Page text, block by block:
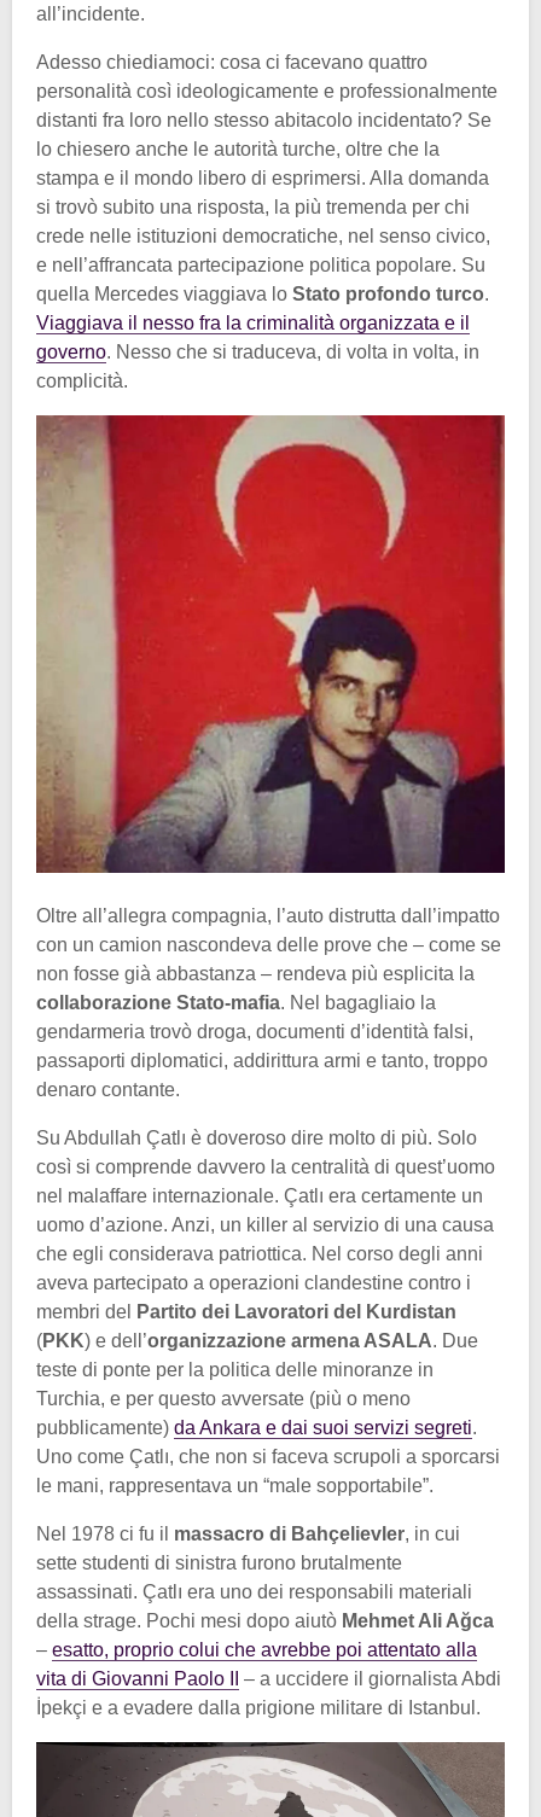
all’incidente.
Adesso chiediamoci: cosa ci facevano quattro
personalità così ideologicamente e professionalmente
distanti fra loro nello stesso abitacolo incidentato? Se
lo chiesero anche le autorità turche, oltre che la
stampa e il mondo libero di esprimersi. Alla domanda
si trovò subito una risposta, la più tremenda per chi
crede nelle istituzioni democratiche, nel senso civico,
e nell’affrancata partecipazione politica popolare. Su
quella Mercedes viaggiava lo Stato profondo turco.
Viaggiava il nesso fra la criminalità organizzata e il
governo. Nesso che si traduceva, di volta in volta, in
complicità.
Oltre all’allegra compagnia, l’auto distrutta dall’impatto
con un camion nascondeva delle prove che – come se
non fosse già abbastanza – rendeva più esplicita la
collaborazione Stato-mafia. Nel bagagliaio la
gendarmeria trovò droga, documenti d’identità falsi,
passaporti diplomatici, addirittura armi e tanto, troppo
denaro contante.
Su Abdullah Çatlı è doveroso dire molto di più. Solo
così si comprende davvero la centralità di quest’uomo
nel malaffare internazionale. Çatlı era certamente un
uomo d’azione. Anzi, un killer al servizio di una causa
che egli considerava patriottica. Nel corso degli anni
aveva partecipato a operazioni clandestine contro i
membri del
Partito dei Lavoratori del Kurdistan
(PKK) e dell’organizzazione armena ASALA. Due
teste di ponte per la politica delle minoranze in
Turchia, e per questo avversate (più o meno
pubblicamente) da Ankara e dai suoi servizi segreti.
Uno come Çatlı, che non si faceva scrupoli a sporcarsi
le mani, rappresentava un “male sopportabile”.
Nel 1978 ci fu il massacro di Bahçelievler, in cui
sette studenti di sinistra furono brutalmente
assassinati. Çatlı era uno dei responsabili materiali
della strage. Pochi mesi dopo aiutò Mehmet Ali Ağca
– esatto, proprio colui che avrebbe poi attentato alla
vita di Giovanni Paolo II
– a uccidere il giornalista Abdi
İpekçi e a evadere dalla prigione militare di Istanbul.